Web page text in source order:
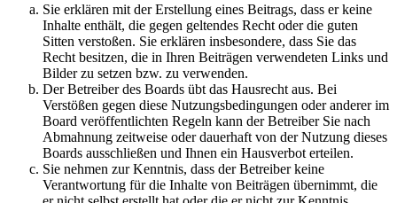
Sie erklären mit der Erstellung eines Beitrags, dass er keine
Inhalte enthält, die gegen geltendes Recht oder die guten
Sitten verstoßen. Sie erklären insbesondere, dass Sie das
Recht besitzen, die in Ihren Beiträgen verwendeten Links und
Bilder zu setzen bzw. zu verwenden.
Der Betreiber des Boards übt das Hausrecht aus. Bei
Verstößen gegen diese Nutzungsbedingungen oder anderer im
Board veröffentlichten Regeln kann der Betreiber Sie nach
Abmahnung zeitweise oder dauerhaft von der Nutzung dieses
Boards ausschließen und Ihnen ein Hausverbot erteilen.
Sie nehmen zur Kenntnis, dass der Betreiber keine
Verantwortung für die Inhalte von Beiträgen übernimmt, die